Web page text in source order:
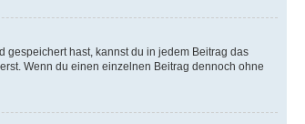
hast, kannst du in jedem Beitrag das
Wenn du einen einzelnen Beitrag dennoch ohne